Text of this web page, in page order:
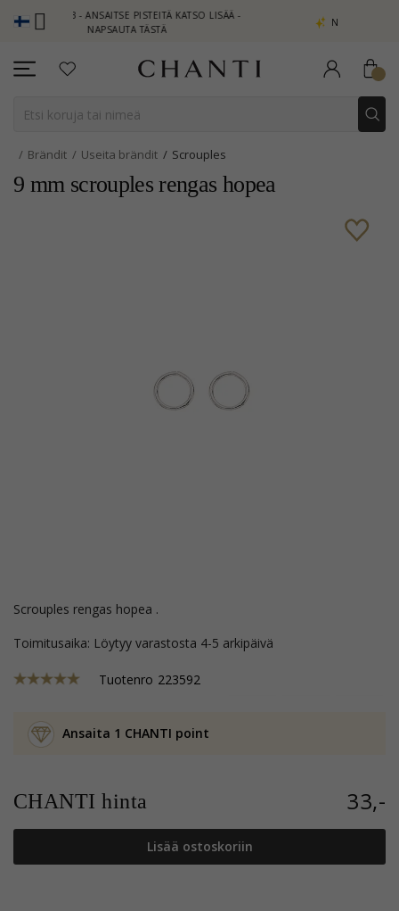
- ANSAITSE PISTEITÄ KATSO LISÄÄ -
NAPSAUTA TÄSTÄ
NEW COLLECTION |
Brändit Useita brändit Scrouples
9 mm scrouples rengas hopea
Scrouples rengas hopea .
Toimitusaika: Löytyy varastosta 4-5 arkipäivä
Tuotenro 223592
Ansaita 1 CHANTI point
CHANTI hinta 33,-
Lisää ostoskoriin